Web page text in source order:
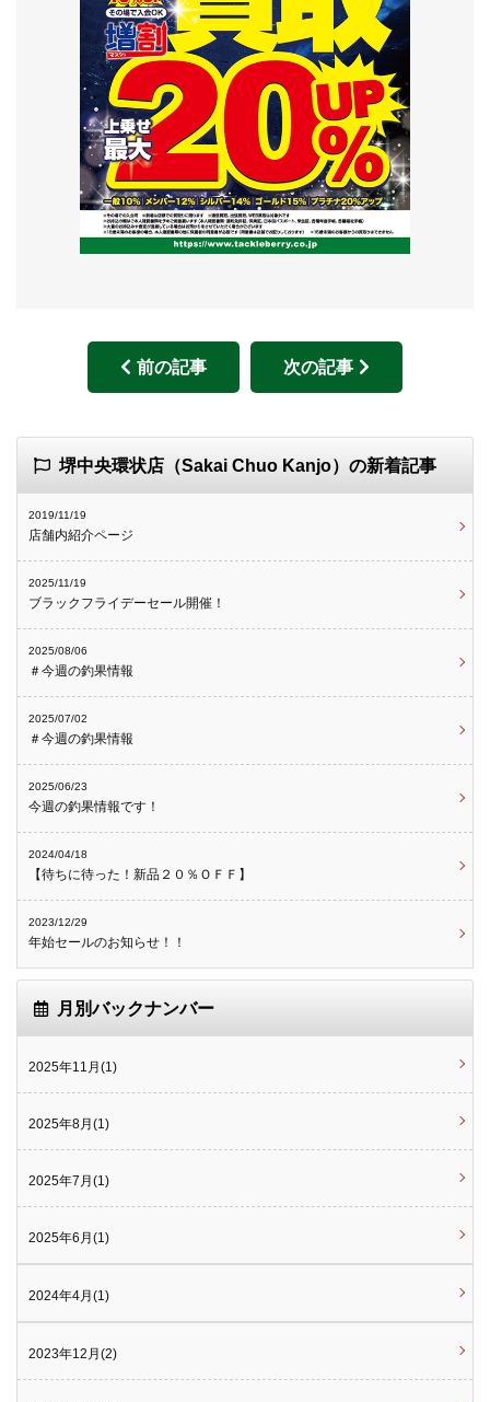
前の記事 次の記事
堺中央環状店（Sakai Chuo Kanjo）の新着記事
2019/11/19
店舗内紹介ページ
2025/11/19
ブラックフライデーセール開催！
2025/08/06
＃今週の釣果情報
2025/07/02
＃今週の釣果情報
2025/06/23
今週の釣果情報です！
2024/04/18
【待ちに待った！新品２０％ＯＦＦ】
2023/12/29
年始セールのお知らせ！！
月別バックナンバー
2025年11月(1)
2025年8月(1)
2025年7月(1)
2025年6月(1)
2024年4月(1)
2023年12月(2)